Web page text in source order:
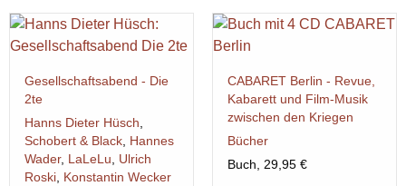
Gesellschaftsabend - Die
2te
Hanns Dieter Hüsch,
Schobert & Black, Hannes
Wader, LaLeLu, Ulrich
Roski, Konstantin Wecker
CABARET Berlin - Revue,
Kabarett und Film-Musik
zwischen den Kriegen
Bücher
Buch, 29,95 €